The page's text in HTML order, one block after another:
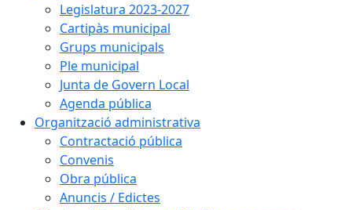
Legislatura 2023-2027
Cartipàs municipal
Grups municipals
Ple municipal
Junta de Govern Local
Agenda pública
Organització administrativa
Contractació pública
Convenis
Obra pública
Anuncis / Edictes